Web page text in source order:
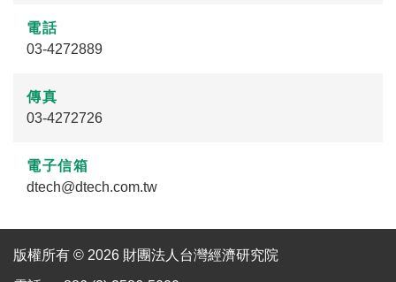
電話
03-4272889
傳真
03-4272726
電子信箱
dtech@dtech.com.tw
版權所有 © 2026 財團法人台灣經濟研究院